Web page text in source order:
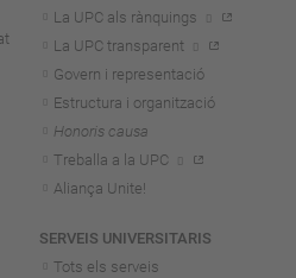
La UPC als rànquings
La UPC transparent
Govern i representació
Estructura i organització
Honoris causa
Treballa a la UPC
Aliança Unite!
SERVEIS UNIVERSITARIS
Tots els serveis